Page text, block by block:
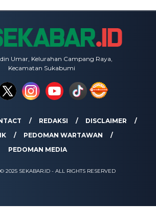
Umar, Kelurahan Campang Raya,
Kecamatan Sukabumi
REDAKSI
DISCLAIMER
PEDOMAN WARTAWAN
PEDOMAN MEDIA
2025 SEKABAR.ID - ALL RIGHTS RESERVED